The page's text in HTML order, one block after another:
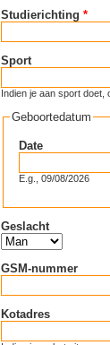
Studierichting *
Sport
Indien je aan sport doet,
Geboortedatum
Date
E.g., 09/08/2026
Geslacht
GSM-nummer
Kotadres